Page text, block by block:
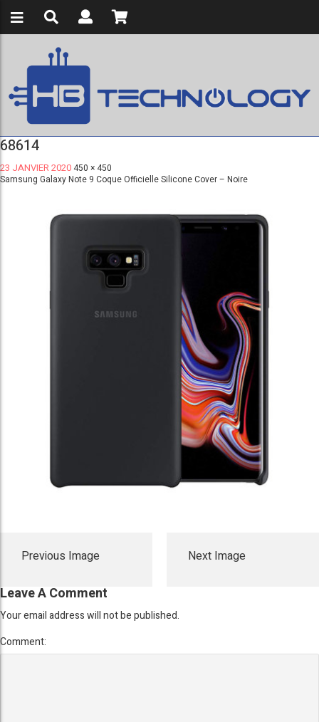
68614
23 JANVIER 2020 450 × 450
Samsung Galaxy Note 9 Coque Officielle Silicone Cover – Noire
Previous Image Next Image
Leave A Comment
Your email address will not be published.
Comment: